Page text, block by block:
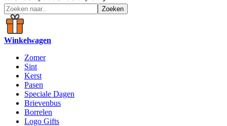
Zoeken
Winkelwagen
Zomer
Sint
Kerst
Pasen
Speciale Dagen
Brievenbus
Borrelen
Logo Gifts